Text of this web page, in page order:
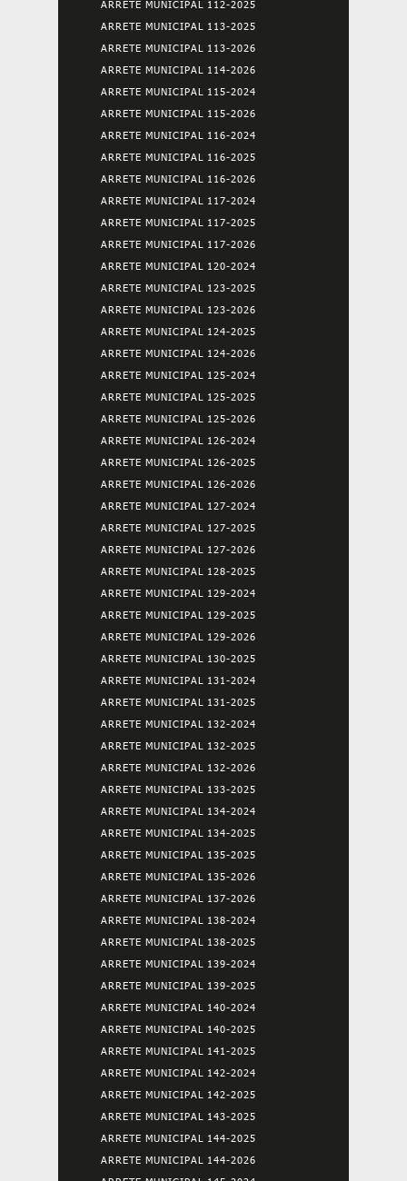
ARRETE MUNICIPAL 112-2025
ARRETE MUNICIPAL 113-2025
ARRETE MUNICIPAL 113-2026
ARRETE MUNICIPAL 114-2026
ARRETE MUNICIPAL 115-2024
ARRETE MUNICIPAL 115-2026
ARRETE MUNICIPAL 116-2024
ARRETE MUNICIPAL 116-2025
ARRETE MUNICIPAL 116-2026
ARRETE MUNICIPAL 117-2024
ARRETE MUNICIPAL 117-2025
ARRETE MUNICIPAL 117-2026
ARRETE MUNICIPAL 120-2024
ARRETE MUNICIPAL 123-2025
ARRETE MUNICIPAL 123-2026
ARRETE MUNICIPAL 124-2025
ARRETE MUNICIPAL 124-2026
ARRETE MUNICIPAL 125-2024
ARRETE MUNICIPAL 125-2025
ARRETE MUNICIPAL 125-2026
ARRETE MUNICIPAL 126-2024
ARRETE MUNICIPAL 126-2025
ARRETE MUNICIPAL 126-2026
ARRETE MUNICIPAL 127-2024
ARRETE MUNICIPAL 127-2025
ARRETE MUNICIPAL 127-2026
ARRETE MUNICIPAL 128-2025
ARRETE MUNICIPAL 129-2024
ARRETE MUNICIPAL 129-2025
ARRETE MUNICIPAL 129-2026
ARRETE MUNICIPAL 130-2025
ARRETE MUNICIPAL 131-2024
ARRETE MUNICIPAL 131-2025
ARRETE MUNICIPAL 132-2024
ARRETE MUNICIPAL 132-2025
ARRETE MUNICIPAL 132-2026
ARRETE MUNICIPAL 133-2025
ARRETE MUNICIPAL 134-2024
ARRETE MUNICIPAL 134-2025
ARRETE MUNICIPAL 135-2025
ARRETE MUNICIPAL 135-2026
ARRETE MUNICIPAL 137-2026
ARRETE MUNICIPAL 138-2024
ARRETE MUNICIPAL 138-2025
ARRETE MUNICIPAL 139-2024
ARRETE MUNICIPAL 139-2025
ARRETE MUNICIPAL 140-2024
ARRETE MUNICIPAL 140-2025
ARRETE MUNICIPAL 141-2025
ARRETE MUNICIPAL 142-2024
ARRETE MUNICIPAL 142-2025
ARRETE MUNICIPAL 143-2025
ARRETE MUNICIPAL 144-2025
ARRETE MUNICIPAL 144-2026